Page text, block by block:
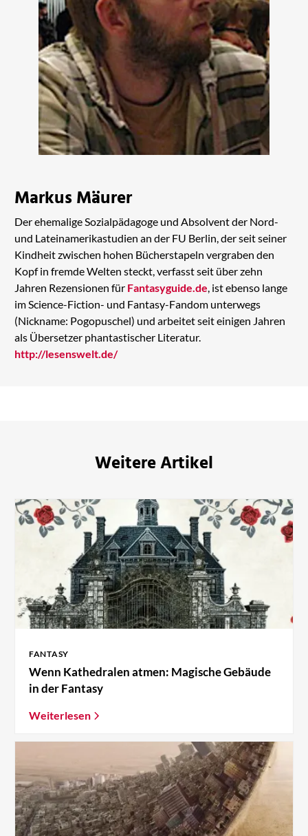
Markus Mäurer
Der ehemalige Sozialpädagoge und Absolvent der Nord-
und Lateinamerikastudien an der FU Berlin, der seit seiner
Kindheit zwischen hohen Bücherstapeln vergraben den
Kopf in fremde Welten steckt, verfasst seit über zehn
Jahren Rezensionen für Fantasyguide.de, ist ebenso lange
im Science-Fiction- und Fantasy-Fandom unterwegs
(Nickname: Pogopuschel) und arbeitet seit einigen Jahren
als Übersetzer phantastischer Literatur.
http://lesenswelt.de/
Weitere Artikel
FANTASY
Wenn Kathedralen atmen: Magische Gebäude
in der Fantasy
Weiterlesen